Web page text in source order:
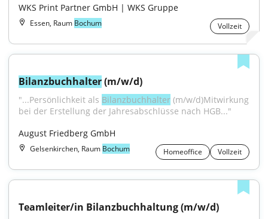
WKS Print Partner GmbH | WKS Gruppe
Essen, Raum Bochum Vollzeit
Bilanzbuchhalter (m/w/d)
"...Persönlichkeit als Bilanzbuchhalter (m/w/d)Mitwirkung
bei der Erstellung der Jahresabschlüsse nach HGB..."
August Friedberg GmbH
Gelsenkirchen, Raum Bochum Homeoffice Vollzeit
Teamleiter/in Bilanzbuchhaltung (m/w/d)